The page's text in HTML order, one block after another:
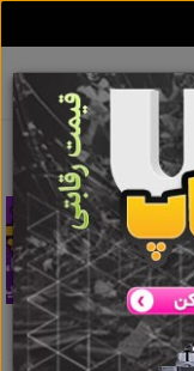
باربیکیو